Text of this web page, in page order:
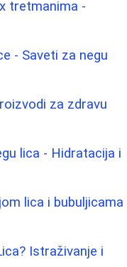
tretmanima -
- Saveti za negu
za zdravu
lica - Hidratacija i
lica i bubuljicama
Istraživanje i